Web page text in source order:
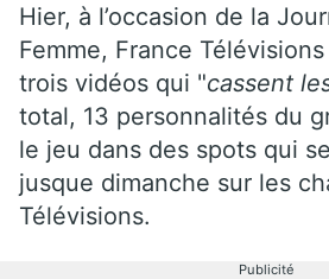
Hier, à l’occasion de la
Femme, France
trois vidéos qui "cassent
total, 13 personnalités du
le jeu dans des spots qui
jusque dimanche sur les
Télévisions.
Publicité